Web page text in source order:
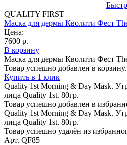
QUALITY FIRST
Маска для дермы Кволити Фест
Цена:
7600 р.
В корзину
Маска для дермы Кволити Фест
Товар успешно добавлен в корзину.
Купить в 1 клик
Quality 1st Morning & Day Mask.
лица Quality 1st. 80гр.
Товар успешно добавлен в
Quality 1st Morning & Day Mask.
лица Quality 1st. 80гр.
Товар успешно удалён из
Арт. QF85